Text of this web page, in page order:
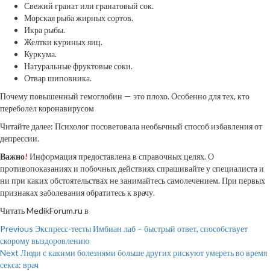
Свежий гранат или гранатовый сок.
Морская рыба жирных сортов.
Икра рыбы.
Желтки куриных яиц.
Куркума.
Натуральные фруктовые соки.
Отвар шиповника.
Почему повышенный гемоглобин — это плохо. Особенно для тех, кто
переболел коронавирусом
Читайте далее: Психолог посоветовала необычный способ избавления от
депрессии.
Важно! Информация предоставлена в справочных целях. О
противопоказаниях и побочных действиях спрашивайте у специалиста и
ни при каких обстоятельствах не занимайтесь самолечением. При первых
признаках заболевания обратитесь к врачу.
Читать MedikForum.ru в
Continue
Reading
Previous Экспресс-тесты Имбиан лаб – быстрый ответ, способствует
скорому выздоровлению
Next Люди с какими болезнями больше других рискуют умереть во время
секса: врач